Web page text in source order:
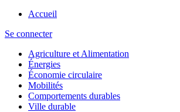
Accueil
Se connecter
Agriculture et Alimentation
Énergies
Économie circulaire
Mobilités
Comportements durables
Ville durable